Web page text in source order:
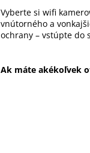
Vyberte si wifi
vnútorného a
ochrany – vstúpte do
Ak máte akékoľvek